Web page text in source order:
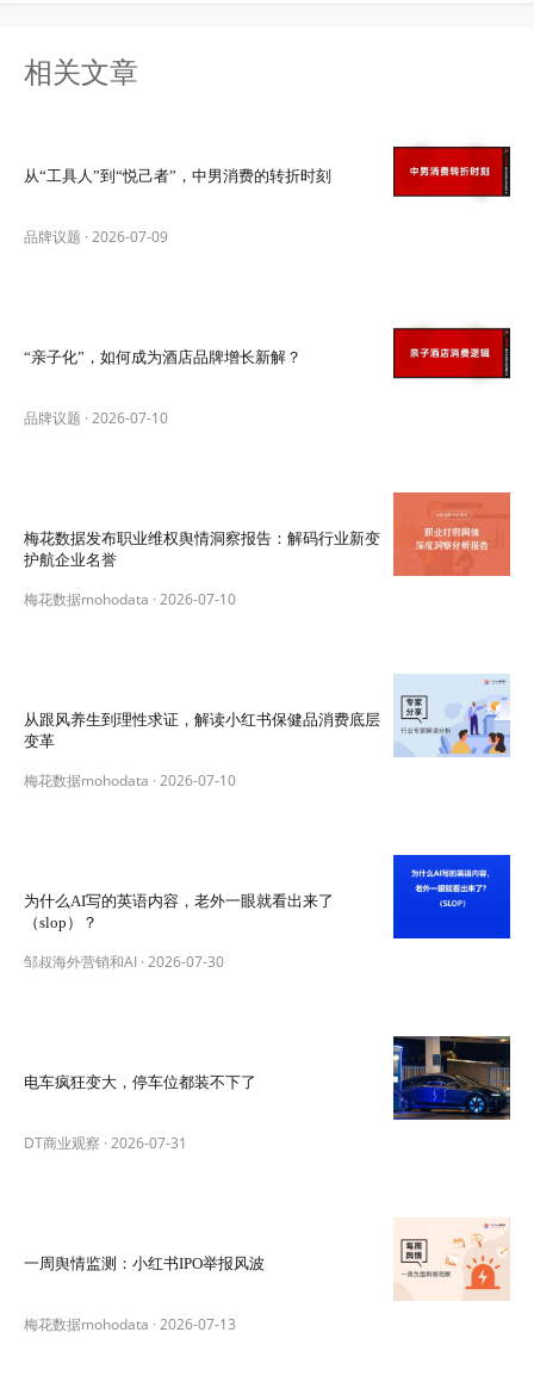
相关文章
从“工具人”到“悦己者”，中男消费的转折时刻
品牌议题 · 2026-07-09
“亲子化”，如何成为酒店品牌增长新解？
品牌议题 · 2026-07-10
梅花数据发布职业维权舆情洞察报告：解码行业新变
护航企业名誉
梅花数据mohodata · 2026-07-10
从跟风养生到理性求证，解读小红书保健品消费底层
变革
梅花数据mohodata · 2026-07-10
为什么AI写的英语内容，老外一眼就看出来了
（slop）？
邹叔海外营销和AI · 2026-07-30
电车疯狂变大，停车位都装不下了
DT商业观察 · 2026-07-31
一周舆情监测：小红书IPO举报风波
梅花数据mohodata · 2026-07-13